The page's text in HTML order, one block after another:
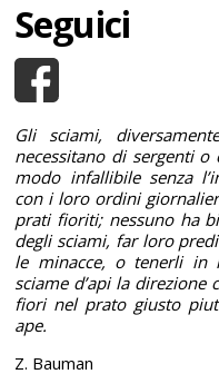
Seguici
Gli sciami,
necessitano di sergenti
modo infallibile senza
con i loro ordini
prati fioriti; nessuno ha
degli sciami, far loro
le minacce, o tenerli in
sciame d’api la direzione
fiori nel prato giusto
ape.
Z. Bauman